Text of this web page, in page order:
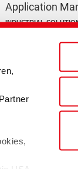
Application
INDUSTRIAL
Paper Technologies